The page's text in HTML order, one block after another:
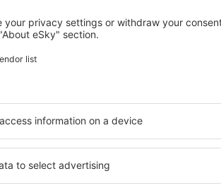
(Consulate of the Czech Republic)
Fax +230 206 3990
portlouis@honorary.mzv.cz aeromru@intnet.mu
Vedoucí úřadu: Pan Gulshan Jugroo